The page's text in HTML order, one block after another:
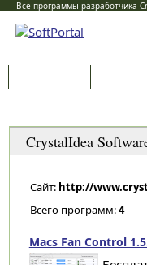
Все программы разработчика
CrystalIdea
Сайт: http://
Всего программ:4
Macs Fan Control